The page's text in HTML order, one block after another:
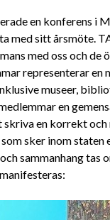
en konferens i
med sitt årsmöte.
med oss och de
representerar
museer,
en
skriva en korrekt
sker inom
sammanhang tas